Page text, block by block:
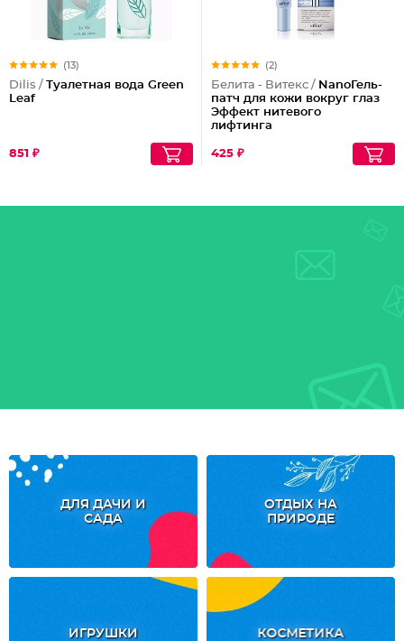
(13)
Dilis / Туалетная вода Green
Leaf
851 ₽
(2)
Белита - Витекс / NanoГель-
патч для кожи вокруг глаз
Эффект нитевого
лифтинга
425 ₽
ДЛЯ ДАЧИ И
САДА
ОТДЫХ НА
ПРИРОДЕ
ИГРУШКИ КОСМЕТИКА